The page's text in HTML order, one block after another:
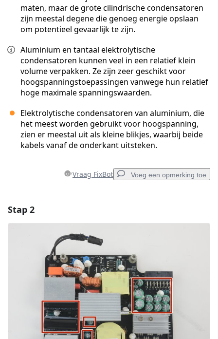
maten, maar de grote cilindrische condensatoren
zijn meestal degene die genoeg energie opslaan
om potentieel gevaarlijk te zijn.
Aluminium en tantaal elektrolytische
condensatoren kunnen veel in een relatief klein
volume verpakken. Ze zijn zeer geschikt voor
hoogspanningstoepassingen vanwege hun relatief
hoge maximale spanningswaarden.
Elektrolytische condensatoren van aluminium, die
het meest worden gebruikt voor hoogspanning,
zien er meestal uit als kleine blikjes, waarbij beide
kabels vanaf de onderkant uitsteken.
Vraag FixBot Voeg een opmerking toe
Voeg opmerking toe
Annuleren Plaats opmerking
Stap 2